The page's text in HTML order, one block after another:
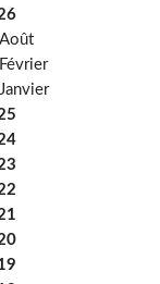
Août
Février
Janvier